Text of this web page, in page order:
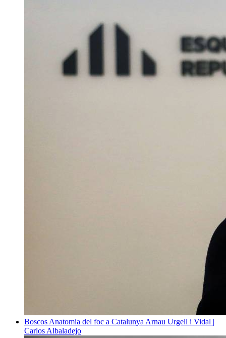
Boscos Anatomia del foc a Catalunya Arnau Urgell i Vidal |
Carlos Albaladejo